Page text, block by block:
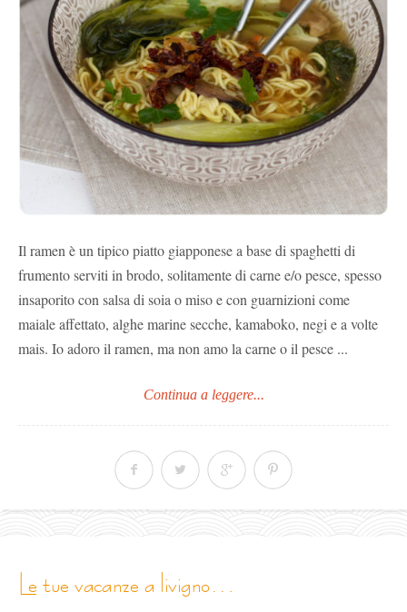
Il ramen è un tipico piatto giapponese a base di spaghetti di
frumento serviti in brodo, solitamente di carne e/o pesce, spesso
insaporito con salsa di soia o miso e con guarnizioni come
maiale affettato, alghe marine secche, kamaboko, negi e a volte
mais. Io adoro il ramen, ma non amo la carne o il pesce ...
Continua a leggere...
le tue vacanze a livigno…